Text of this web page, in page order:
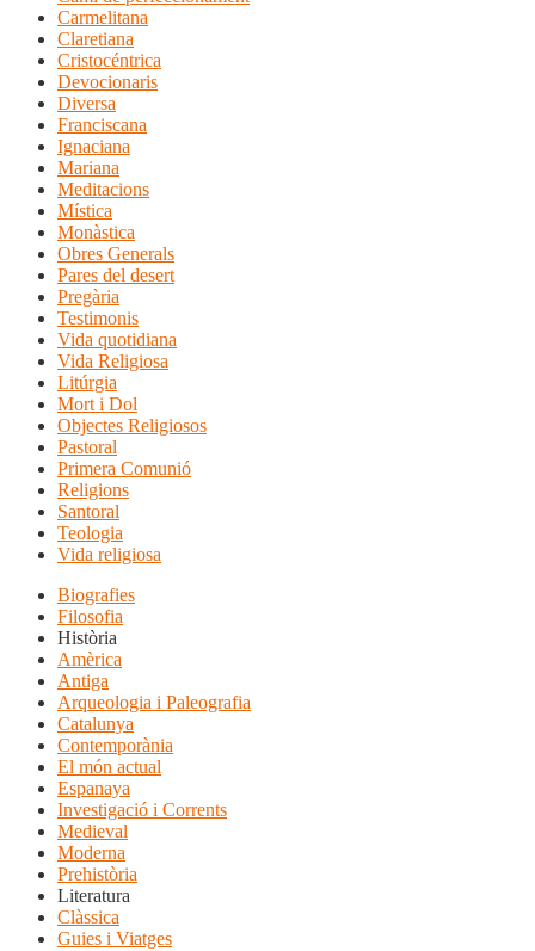
Carmelitana
Claretiana
Cristocéntrica
Devocionaris
Diversa
Franciscana
Ignaciana
Mariana
Meditacions
Mística
Monàstica
Obres Generals
Pares del desert
Pregària
Testimonis
Vida quotidiana
Vida Religiosa
Litúrgia
Mort i Dol
Objectes Religiosos
Pastoral
Primera Comunió
Religions
Santoral
Teologia
Vida religiosa
Biografies
Filosofia
Història
Amèrica
Antiga
Arqueologia i Paleografia
Catalunya
Contemporània
El món actual
Espanaya
Investigació i Corrents
Medieval
Moderna
Prehistòria
Literatura
Clàssica
Guies i Viatges